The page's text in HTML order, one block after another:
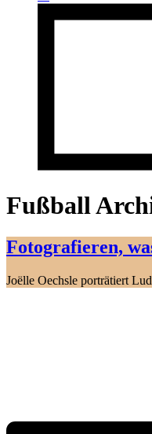
Fußball
Fotografieren,
Joëlle Oechsle porträtiert